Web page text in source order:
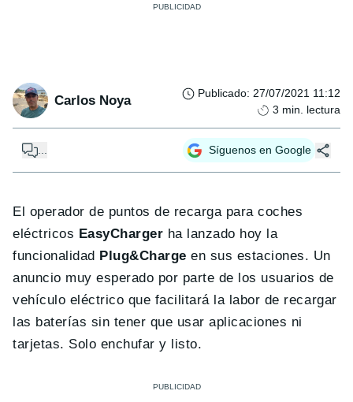
Carlos Noya Publicado: 27/07/2021 11:12
3 min. lectura
... Síguenos en Google
El operador de puntos de recarga para coches
eléctricos EasyCharger ha lanzado hoy la
funcionalidad Plug&Charge en sus estaciones. Un
anuncio muy esperado por parte de los usuarios de
vehículo eléctrico que facilitará la labor de recargar
las baterías sin tener que usar aplicaciones ni
tarjetas. Solo enchufar y listo.